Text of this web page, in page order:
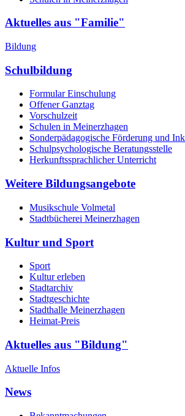
Aktuelles aus "Familie"
Bildung
Schulbildung
Formular Einschulung
Offener Ganztag
Vorschulzeit
Schulen in Meinerzhagen
Sonderpädagogische Förderung und
Schulpsychologische Beratungsstelle
Herkunftssprachlicher Unterricht
Weitere Bildungsangebote
Musikschule Volmetal
Stadtbücherei Meinerzhagen
Kultur und Sport
Sport
Kultur erleben
Stadtarchiv
Stadtgeschichte
Stadthalle Meinerzhagen
Heimat-Preis
Aktuelles aus "Bildung"
Aktuelle Infos
News